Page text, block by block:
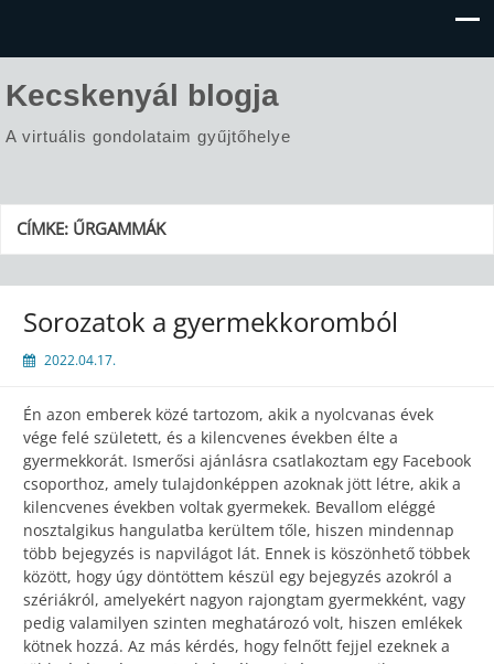
Kecskenyál blogja
A virtuális gondolataim gyűjtőhelye
CÍMKE: ŰRGAMMÁK
Sorozatok a gyermekkoromból
2022.04.17.
Én azon emberek közé tartozom, akik a nyolcvanas évek
vége felé született, és a kilencvenes években élte a
gyermekkorát. Ismerősi ajánlásra csatlakoztam egy Facebook
csoporthoz, amely tulajdonképpen azoknak jött létre, akik a
kilencvenes években voltak gyermekek. Bevallom eléggé
nosztalgikus hangulatba kerültem tőle, hiszen mindennap
több bejegyzés is napvilágot lát. Ennek is köszönhető többek
között, hogy úgy döntöttem készül egy bejegyzés azokról a
szériákról, amelyekért nagyon rajongtam gyermekként, vagy
pedig valamilyen szinten meghatározó volt, hiszen emlékek
kötnek hozzá. Az más kérdés, hogy felnőtt fejjel ezeknek a